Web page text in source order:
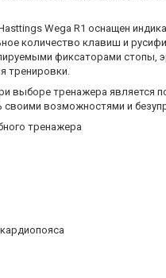
Wega R1 оснащен
количество клавиш и
фиксаторами стопы,
тренировки.
выборе тренажера является
своими возможностями и
тренажера